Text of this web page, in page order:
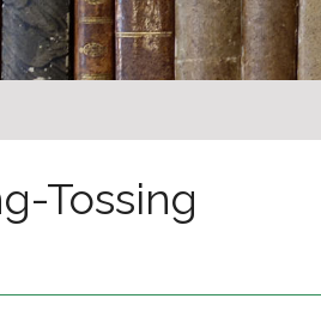
Tossing